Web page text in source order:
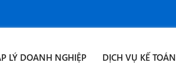
LÝ DOANH NGHIỆP DỊCH VỤ KẾ TOÁN